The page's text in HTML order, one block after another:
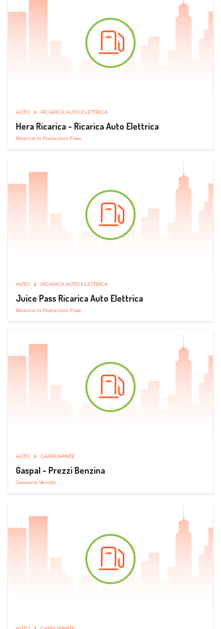
AUTO RICARICA AUTO ELETTRICA
Hera Ricarica - Ricarica Auto Elettrica
Ricarica in Postazioni Fisse
AUTO RICARICA AUTO ELETTRICA
Juice Pass Ricarica Auto Elettrica
Ricarica in Postazioni Fisse
AUTO CARBURANTE
Gaspal - Prezzi Benzina
Gestione Veicolo